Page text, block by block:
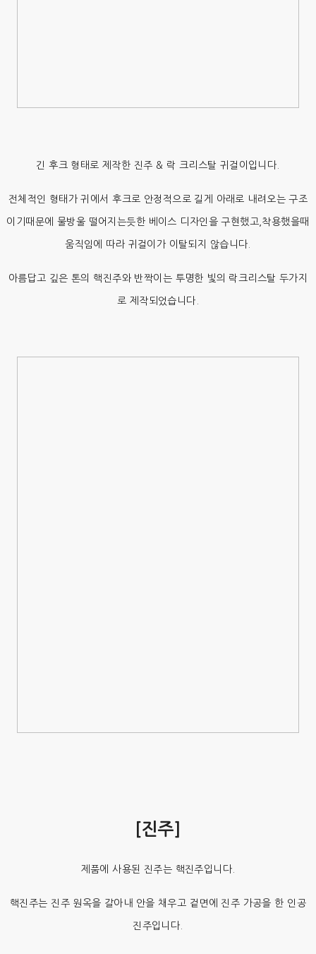
긴 후크 형태로 제작한 진주 & 락 크리스탈 귀걸이입니다.
전체적인 형태가 귀에서 후크로 안정적으로 길게 아래로 내려오는 구조
이기때문에 물방울 떨어지는듯한 베이스 디자인을 구현했고,착용했을때
움직임에 따라 귀걸이가 이탈되지 않습니다.
아름답고 깊은 톤의 핵진주와 반짝이는 투명한 빛의 락크리스탈 두가지
로 제작되었습니다.
[진주]
제품에 사용된 진주는 핵진주입니다.
핵진주는 진주 원옥을 갈아내 안을 채우고 겉면에 진주 가공을 한 인공
진주입니다.